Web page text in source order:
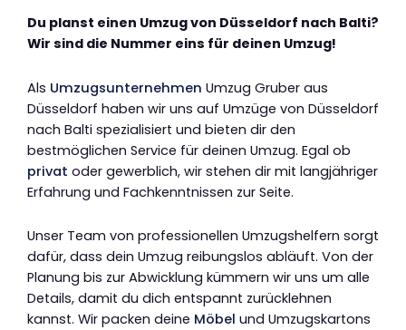
Du planst einen Umzug von Düsseldorf nach Balti?
Wir sind die Nummer eins für deinen Umzug!
Als Umzugsunternehmen Umzug Gruber aus
Düsseldorf haben wir uns auf Umzüge von Düsseldorf
nach Balti spezialisiert und bieten dir den
bestmöglichen Service für deinen Umzug. Egal ob
privat oder gewerblich, wir stehen dir mit langjähriger
Erfahrung und Fachkenntnissen zur Seite.
Unser Team von professionellen Umzugshelfern sorgt
dafür, dass dein Umzug reibungslos abläuft. Von der
Planung bis zur Abwicklung kümmern wir uns um alle
Details, damit du dich entspannt zurücklehnen
kannst. Wir packen deine Möbel und Umzugskartons